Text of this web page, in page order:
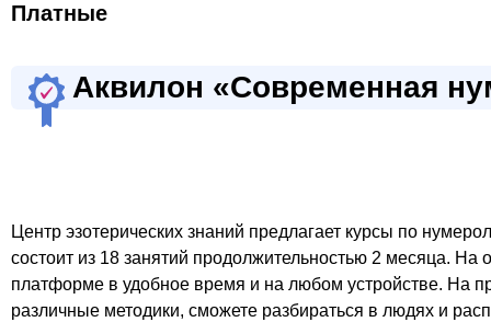
Платные
Аквилон «Современная
Центр эзотерических знаний предлагает курсы по
состоит из 18 занятий продолжительностью 2 месяца. На
платформе в удобное время и на любом устройстве. На
различные методики, сможете разбираться в людях и